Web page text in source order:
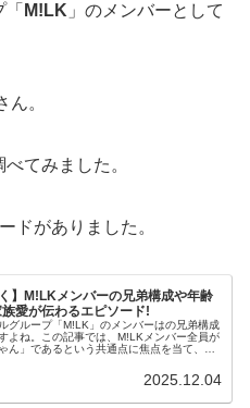
M!LK 」のメンバーとして
ん。
てみました。
ドがありました。
く】M!LKメンバーの兄弟構成や年齢
愛が伝わるエピソード!
グループ「M!LK」のメンバーはの兄弟構成
よね。この記事では、M!LKメンバー全員が
ん」であるという共通点に焦点を当て、
2025.12.04